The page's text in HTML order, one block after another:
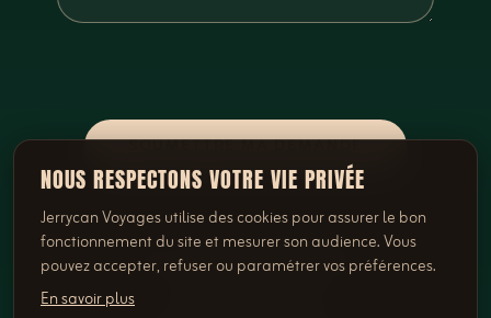
NOUS RESPECTONS VOTRE VIE PRIVÉE
Jerrycan Voyages utilise des cookies pour assurer le bon
fonctionnement du site et mesurer son audience. Vous
pouvez accepter, refuser ou paramétrer vos préférences.
En savoir plus
SOUMETTRE MA DEMANDE
OU DIRECTEMENT